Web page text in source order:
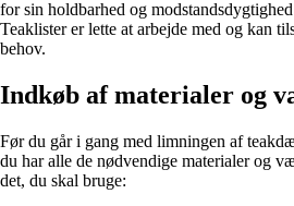
for sin holdbarhed og
Teaklister er lette at arbejde med og kan
behov.
Indkøb af materialer og
Før du går i gang med limningen af
du har alle de nødvendige materialer og
det, du skal bruge: